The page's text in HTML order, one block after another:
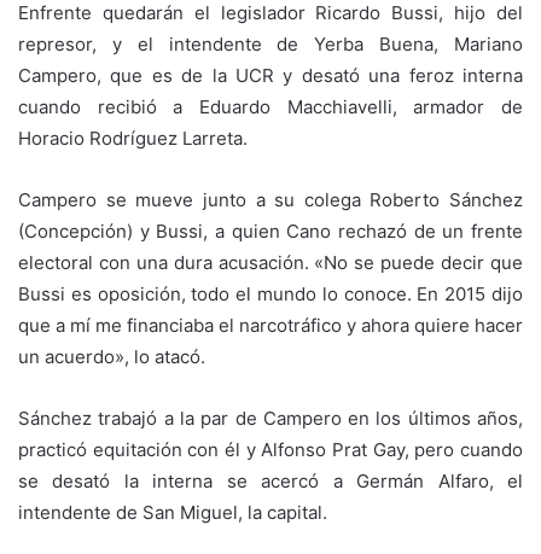
Enfrente quedarán el legislador Ricardo Bussi, hijo del
represor, y el intendente de Yerba Buena, Mariano
Campero, que es de la UCR y desató una feroz interna
cuando recibió a Eduardo Macchiavelli, armador de
Horacio Rodríguez Larreta.
Campero se mueve junto a su colega Roberto Sánchez
(Concepción) y Bussi, a quien Cano rechazó de un frente
electoral con una dura acusación. «No se puede decir que
Bussi es oposición, todo el mundo lo conoce. En 2015 dijo
que a mí me financiaba el narcotráfico y ahora quiere hacer
un acuerdo», lo atacó.
Sánchez trabajó a la par de Campero en los últimos años,
practicó equitación con él y Alfonso Prat Gay, pero cuando
se desató la interna se acercó a Germán Alfaro, el
intendente de San Miguel, la capital.